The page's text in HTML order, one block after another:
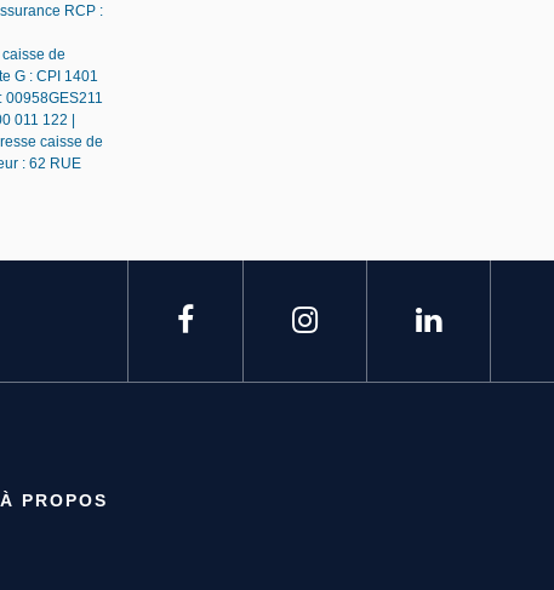
RCP :
de
G : CPI 1401
011 122 |
caisse de
: 62 RUE
À PROPOS